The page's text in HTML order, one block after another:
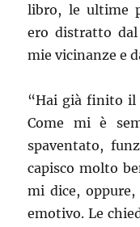
libro, le ultime
ero distratto
mie vicinanze e
“Hai già finito il
Come mi è
spaventato,
capisco molto
mi dice,
emotivo. Le